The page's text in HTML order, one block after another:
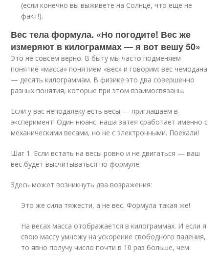
(если конечно вы выживете на Солнце, что еще не
факт!).
Вес тела формула. «Но погодите! Вес же
измеряют в килограммах — я вот вешу 50»
Это не совсем верно. В быту мы часто подменяем
понятие «масса» понятием «вес» и говорим: вес чемодана
— десять килограммам. В физике это два совершенно
разных понятия, которые при этом взаимосвязаны.
Если у вас неподалеку есть весы — приглашаем в
эксперимент! Один нюанс: наша затея сработает именно с
механическими весами, но не с электронными. Поехали!
Шаг 1. Если встать на весы ровно и не двигаться — ваш
вес будет высчитываться по формуле:
Здесь может возникнуть два возражения:
Это же сила тяжести, а не вес. Формула такая же!
На весах масса отображается в килограммах. И если я
свою массу умножу на ускорение свободного падения,
то явно получу число почти в 10 раз больше, чем